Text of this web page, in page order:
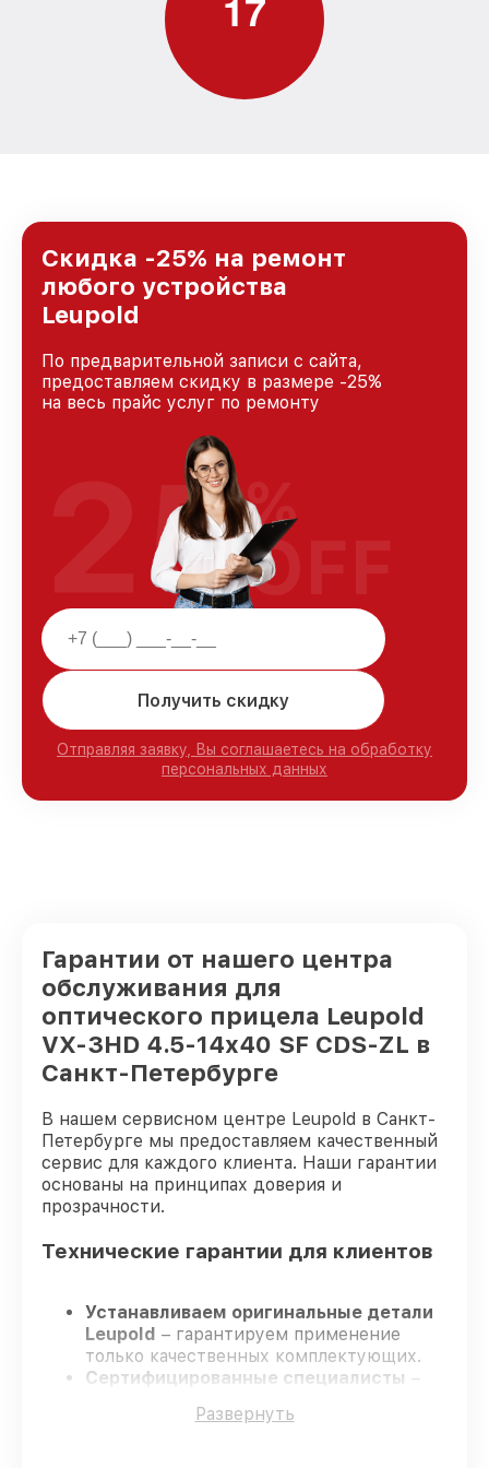
Скидка -25% на ремонт
любого устройства
Leupold
По предварительной записи с сайта,
предоставляем скидку в размере -25%
на весь прайс услуг по ремонту
Получить скидку
Отправляя заявку, Вы соглашаетесь на обработку
персональных данных
25%
OFF
Гарантии от нашего центра
обслуживания для
оптического прицела Leupold
VX-3HD 4.5-14x40 SF CDS-ZL в
Санкт-Петербурге
В нашем сервисном центре Leupold в Санкт-
Петербурге мы предоставляем качественный
сервис для каждого клиента. Наши гарантии
основаны на принципах доверия и
прозрачности.
Технические гарантии для клиентов
Устанавливаем оригинальные детали
Leupold – гарантируем применение
только качественных комплектующих.
Сертифицированные специалисты –
гарантирует качество выполняемых
Развернуть